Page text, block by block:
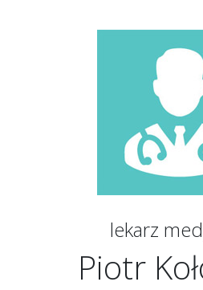
lekarz
Piotr